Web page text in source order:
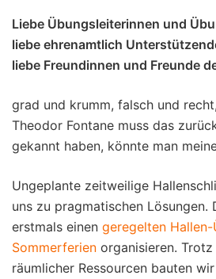
Liebe Übungsleiterinnen und
liebe ehrenamtlich
liebe Freundinnen und Freunde
grad und krumm, falsch und
Theodor Fontane muss das
gekannt haben, könnte man
Ungeplante zeitweilige
uns zu pragmatischen Lösungen.
erstmals einen geregelten
Sommerferien organisieren.
räumlicher Ressourcen bauten